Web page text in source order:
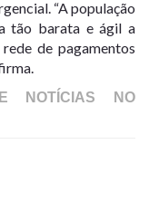
“A população
tão barata e ágil a
de pagamentos
NOTÍCIAS NO